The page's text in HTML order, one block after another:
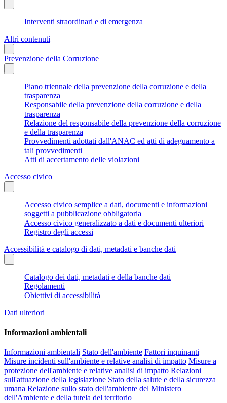
Interventi straordinari e di emergenza
Altri contenuti
Prevenzione della Corruzione
Piano triennale della prevenzione della corruzione e della
trasparenza
Responsabile della prevenzione della corruzione e della
trasparenza
Relazione del responsabile della prevenzione della corruzione
e della trasparenza
Provvedimenti adottati dall'ANAC ed atti di adeguamento a
tali provvedimenti
Atti di accertamento delle violazioni
Accesso civico
Accesso civico semplice a dati, documenti e informazioni
soggetti a pubblicazione obbligatoria
Accesso civico generalizzato a dati e documenti ulteriori
Registro degli accessi
Accessibilità e catalogo di dati, metadati e banche dati
Catalogo dei dati, metadati e della banche dati
Regolamenti
Obiettivi di accessibilità
Dati ulteriori
Informazioni ambientali
Informazioni ambientali Stato dell'ambiente Fattori inquinanti
Misure incidenti sull'ambiente e relative analisi di impatto Misure a
protezione dell'ambiente e relative analisi di impatto Relazioni
sull'attuazione della legislazione Stato della salute e della sicurezza
umana Relazione sullo stato dell'ambiente del Ministero
dell'Ambiente e della tutela del territorio